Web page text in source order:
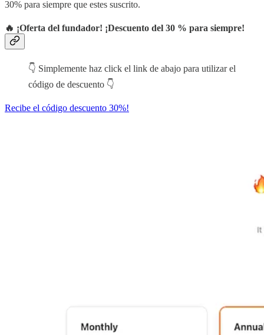
30% para siempre que estes suscrito.
🔥 ¡Oferta del fundador! ¡Descuento del 30 % para siempre!
👇 Simplemente haz click el link de abajo para utilizar el
código de descuento 👇
Recibe el código descuento 30%!